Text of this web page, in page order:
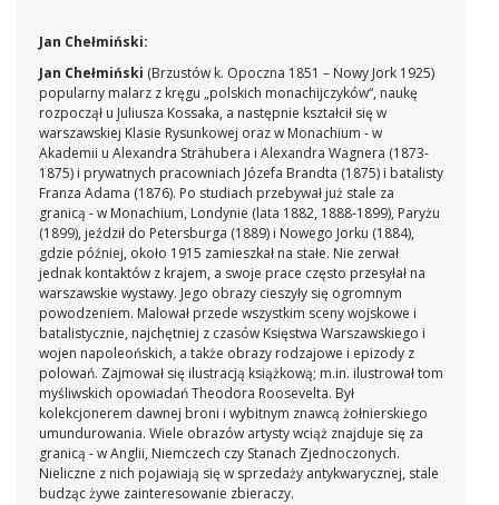
Jan Chełmiński:
Jan Chełmiński (Brzustów k. Opoczna 1851 – Nowy Jork 1925)
popularny malarz z kręgu „polskich monachijczyków“, naukę
rozpoczął u Juliusza Kossaka, a następnie kształcił się w
warszawskiej Klasie Rysunkowej oraz w Monachium - w
Akademii u Alexandra Strähubera i Alexandra Wagnera (1873-
1875) i prywatnych pracowniach Józefa Brandta (1875) i batalisty
Franza Adama (1876). Po studiach przebywał już stale za
granicą - w Monachium, Londynie (lata 1882, 1888-1899), Paryżu
(1899), jeździł do Petersburga (1889) i Nowego Jorku (1884),
gdzie później, około 1915 zamieszkał na stałe. Nie zerwał
jednak kontaktów z krajem, a swoje prace często przesyłał na
warszawskie wystawy. Jego obrazy cieszyły się ogromnym
powodzeniem. Malował przede wszystkim sceny wojskowe i
batalistycznie, najchętniej z czasów Księstwa Warszawskiego i
wojen napoleońskich, a także obrazy rodzajowe i epizody z
polowań. Zajmował się ilustracją książkową; m.in. ilustrował tom
myśliwskich opowiadań Theodora Roosevelta. Był
kolekcjonerem dawnej broni i wybitnym znawcą żołnierskiego
umundurowania. Wiele obrazów artysty wciąż znajduje się za
granicą - w Anglii, Niemczech czy Stanach Zjednoczonych.
Nieliczne z nich pojawiają się w sprzedaży antykwarycznej, stale
budząc żywe zainteresowanie zbieraczy.